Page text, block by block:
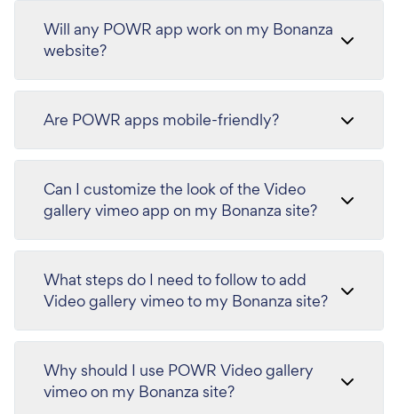
Will any POWR app work on my Bonanza
website?
Are POWR apps mobile-friendly?
Can I customize the look of the Video
gallery vimeo app on my Bonanza site?
What steps do I need to follow to add
Video gallery vimeo to my Bonanza site?
Why should I use POWR Video gallery
vimeo on my Bonanza site?